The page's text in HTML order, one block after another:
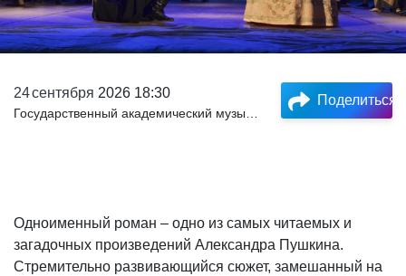
24сентября 2026 18:30
Государственный академический музыкальный театр Республики Крым
Поделиться
Одноименный роман – одно из самых читаемых и
загадочных произведений Александра Пушкина.
Стремительно развивающийся сюжет, замешанный на